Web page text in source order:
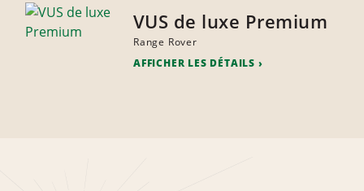
VUS de luxe Premium
Range Rover
AFFICHER LES DÉTAILS